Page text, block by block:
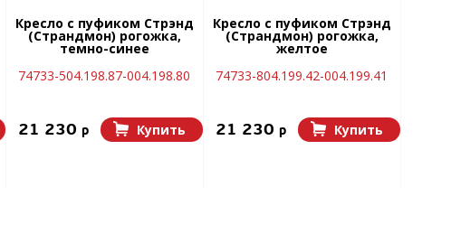
Кресло с пуфиком Стрэнд
(Страндмон) рогожка,
темно-синее
74733-504.198.87-004.198.80
21 230 p Купить
Кресло с пуфиком Стрэнд
(Страндмон) рогожка,
желтое
74733-804.199.42-004.199.41
21 230 p Купить